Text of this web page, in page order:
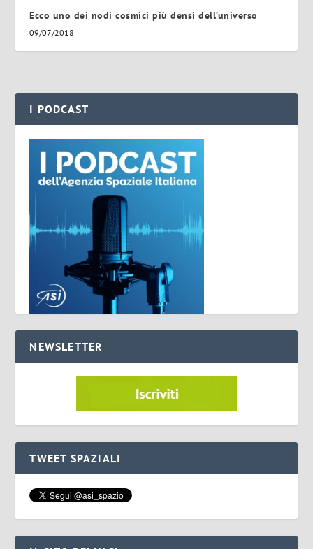
Ecco uno dei nodi cosmici più densi dell’universo
09/07/2018
I PODCAST
NEWSLETTER
TWEET SPAZIALI